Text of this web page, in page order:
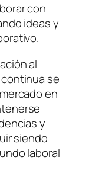
con
ideas y
al
se
en
y
siendo
laboral